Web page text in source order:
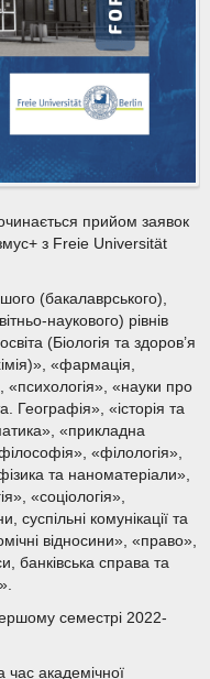
прийом заявок
з Freie Universität
(бакалаврського),
наукового) рівнів
(Біологія та здоров’я
«фармація,
«науки про
Географія», «історія та
«прикладна
«філологія»,
та наноматеріали»,
«соціологія»,
суспільні комунікації та
відносини», «право»,
банківська справа та
семестрі 2022-
час академічної